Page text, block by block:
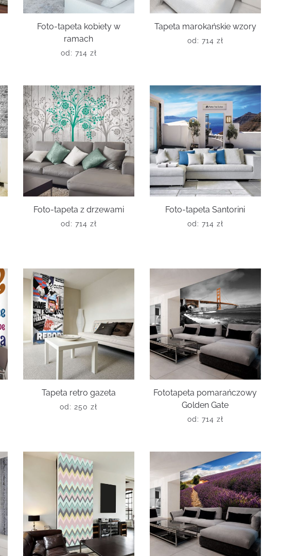
Foto-tapeta kobiety w
ramach
od: 714 zł
Tapeta marokańskie wzory
od: 714 zł
Foto-tapeta z drzewami
od: 714 zł
Foto-tapeta Santorini
od: 714 zł
Tapeta retro gazeta
od:250zł
Fototapeta pomarańczowy
Golden Gate
od: 714 zł